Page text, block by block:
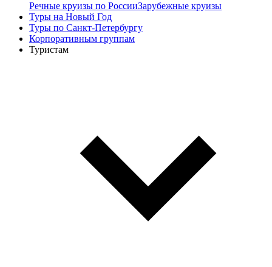
Речные круизы по РоссииЗарубежные круизы
Туры на Новый Год
Туры по Санкт-Петербургу
Корпоративным группам
Туристам